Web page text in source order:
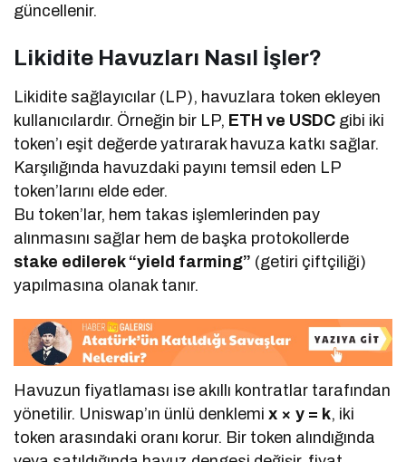
güncellenir.
Likidite Havuzları Nasıl İşler?
Likidite sağlayıcılar (LP), havuzlara token ekleyen
kullanıcılardır. Örneğin bir LP, ETH ve USDC gibi iki
token’ı eşit değerde yatırarak havuza katkı sağlar.
Karşılığında havuzdaki payını temsil eden LP
token’larını elde eder.
Bu token’lar, hem takas işlemlerinden pay
alınmasını sağlar hem de başka protokollerde
stake edilerek “yield farming” (getiri çiftçiliği)
yapılmasına olanak tanır.
Havuzun fiyatlaması ise akıllı kontratlar tarafından
yönetilir. Uniswap’ın ünlü denklemix × y = k, iki
token arasındaki oranı korur. Bir token alındığında